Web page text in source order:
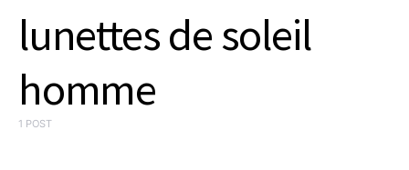
lunettes de soleil
homme
1 POST